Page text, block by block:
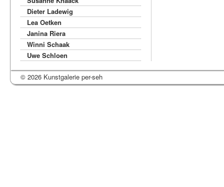
Dieter Ladewig
Lea Oetken
Janina Riera
Winni Schaak
Uwe Schloen
© 2026 Kunstgalerie per-seh